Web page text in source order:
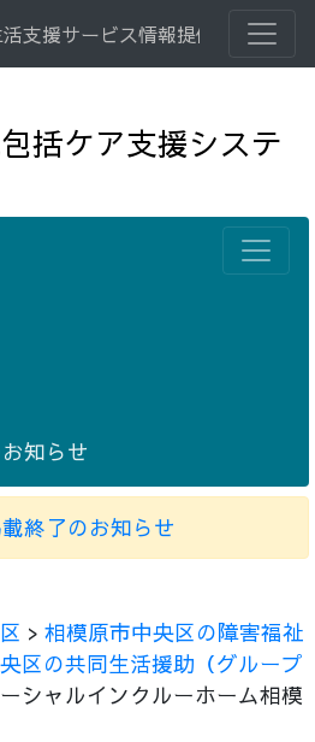
支援サービス情報提供システム
括ケア支援システ
知らせ
終了のお知らせ
> 相模原市中央区の障害福祉
区の共同生活援助（グループ
シャルインクルーホーム相模